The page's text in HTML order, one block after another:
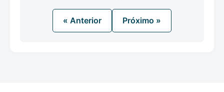
« Anterior Próximo »